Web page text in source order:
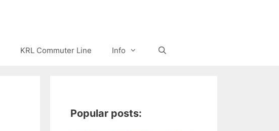
KRL Commuter Line Info
Popular posts: